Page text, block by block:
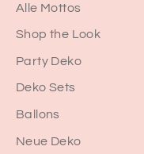
Alle Mottos
Shop the Look
Party Deko
Deko Sets
Ballons
Neue Deko